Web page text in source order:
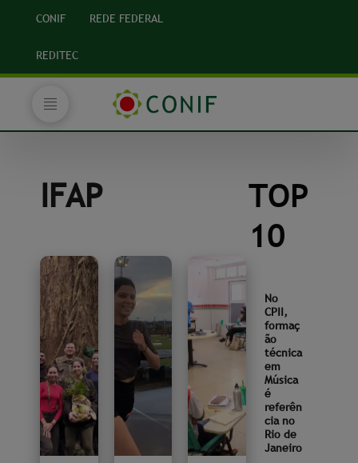
CONIF REDE FEDERAL
REDITEC
IFAP
TOP
10
No
CPII,
formaç
ão
técnica
em
Música
é
referên
cia no
Rio de
Janeiro